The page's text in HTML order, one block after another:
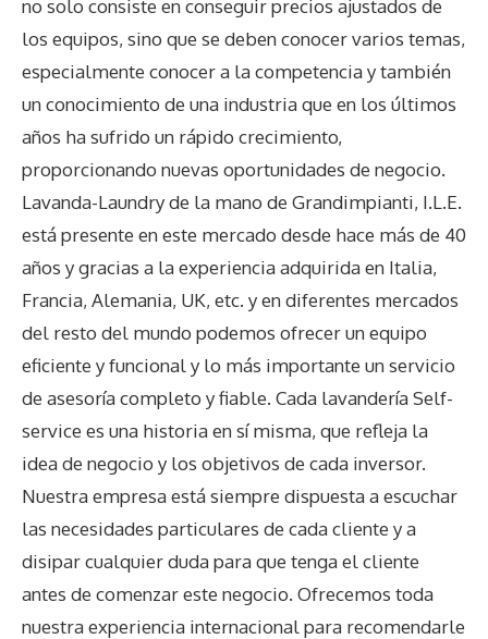
no solo consiste en conseguir precios ajustados de
los equipos, sino que se deben conocer varios temas,
especialmente conocer a la competencia y también
un conocimiento de una industria que en los últimos
años ha sufrido un rápido crecimiento,
proporcionando nuevas oportunidades de negocio.
Lavanda-Laundry de la mano de Grandimpianti, I.L.E.
está presente en este mercado desde hace más de 40
años y gracias a la experiencia adquirida en Italia,
Francia, Alemania, UK, etc. y en diferentes mercados
del resto del mundo podemos ofrecer un equipo
eficiente y funcional y lo más importante un servicio
de asesoría completo y fiable. Cada lavandería Self-
service es una historia en sí misma, que refleja la
idea de negocio y los objetivos de cada inversor.
Nuestra empresa está siempre dispuesta a escuchar
las necesidades particulares de cada cliente y a
disipar cualquier duda para que tenga el cliente
antes de comenzar este negocio. Ofrecemos toda
nuestra experiencia internacional para recomendarle